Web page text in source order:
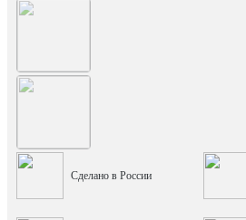
Сделано в России